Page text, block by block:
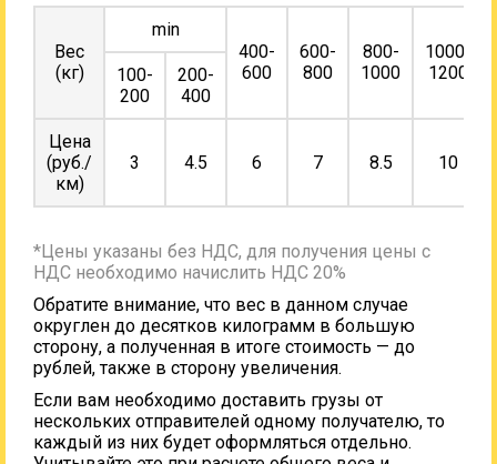
Вес
(кг)
min
400-
600
600-
800
800-
1000
1000-
1200
100-
200
200-
400
Цена
(руб./
км)
3 4.5 6 7 8.5 10
*Цены указаны без НДС, для получения цены с
НДС необходимо начислить НДС 20%
Обратите внимание, что вес в данном случае
округлен до десятков килограмм в большую
сторону, а полученная в итоге стоимость — до
рублей, также в сторону увеличения.
Если вам необходимо доставить грузы от
нескольких отправителей одному получателю, то
каждый из них будет оформляться отдельно.